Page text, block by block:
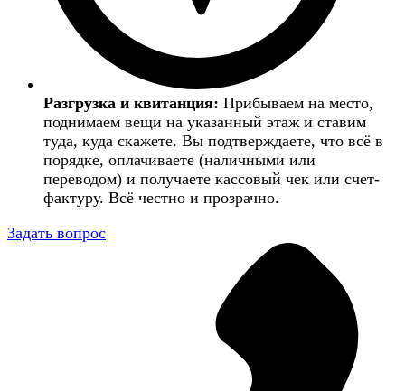
Разгрузка и квитанция: Прибываем на место,
поднимаем вещи на указанный этаж и ставим
туда, куда скажете. Вы подтверждаете, что всё в
порядке, оплачиваете (наличными или
переводом) и получаете кассовый чек или счет-
фактуру. Всё честно и прозрачно.
Задать вопрос